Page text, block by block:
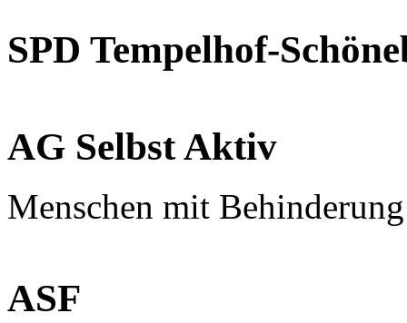
SPD Tempelhof-
AG Selbst Aktiv
Menschen mit
ASF